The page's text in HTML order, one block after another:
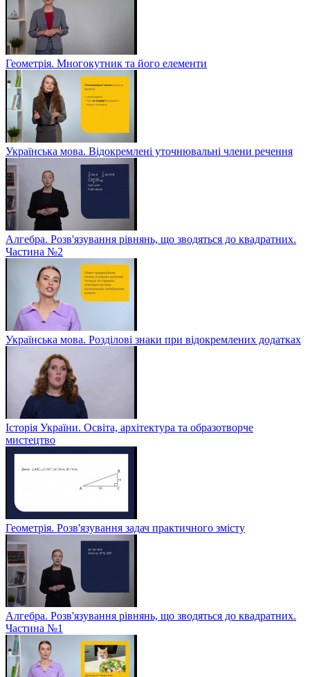
Геометрія. Многокутник та його елементи
Українська мова. Відокремлені уточнювальні члени речення
Алгебра. Розв'язування рівнянь, що зводяться до квадратних.
Частина №2
Українська мова. Розділові знаки при відокремлених додатках
Історія України. Освіта, архітектура та образотворче
мистецтво
Геометрія. Розв'язування задач практичного змісту
Алгебра. Розв'язування рівнянь, що зводяться до квадратних.
Частина №1